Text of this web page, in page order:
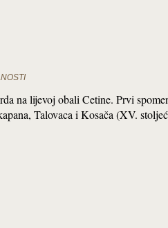
na lijevoj obali Cetine. Prvi
Talovaca i Kosača (XV.